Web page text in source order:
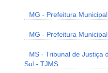
MG - Prefeitura
MG - Prefeitura
MS - Tribunal de Justiça
Sul - TJMS